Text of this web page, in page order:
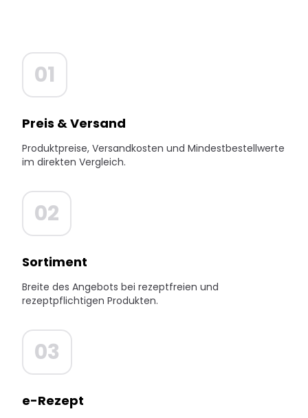
01
Preis & Versand
Produktpreise, Versandkosten und Mindestbestellwerte
im direkten Vergleich.
02
Sortiment
Breite des Angebots bei rezeptfreien und
rezeptpflichtigen Produkten.
03
e-Rezept